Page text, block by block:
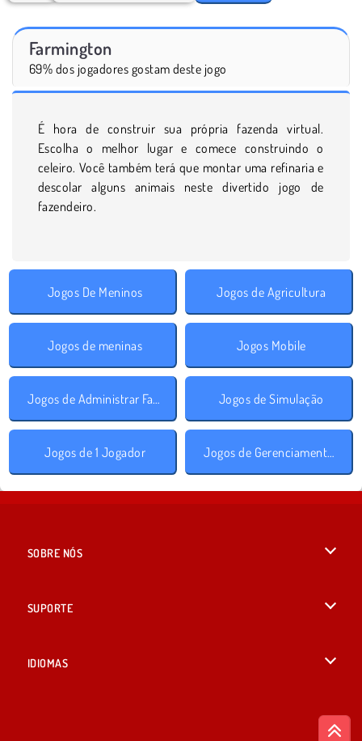
Farmington
69% dos jogadores gostam deste jogo
É hora de construir sua própria fazenda virtual.
Escolha o melhor lugar e comece construindo o
celeiro. Você também terá que montar uma refinaria e
descolar alguns animais neste divertido jogo de
fazendeiro.
Jogos De Meninos Jogos de Agricultura
Jogos de meninas Jogos Mobile
Jogos de Administrar Fazenda Jogos de Simulação
Jogos de 1 Jogador Jogos de Gerenciamento de Tempo
SOBRE NÓS
SUPORTE
IDIOMAS